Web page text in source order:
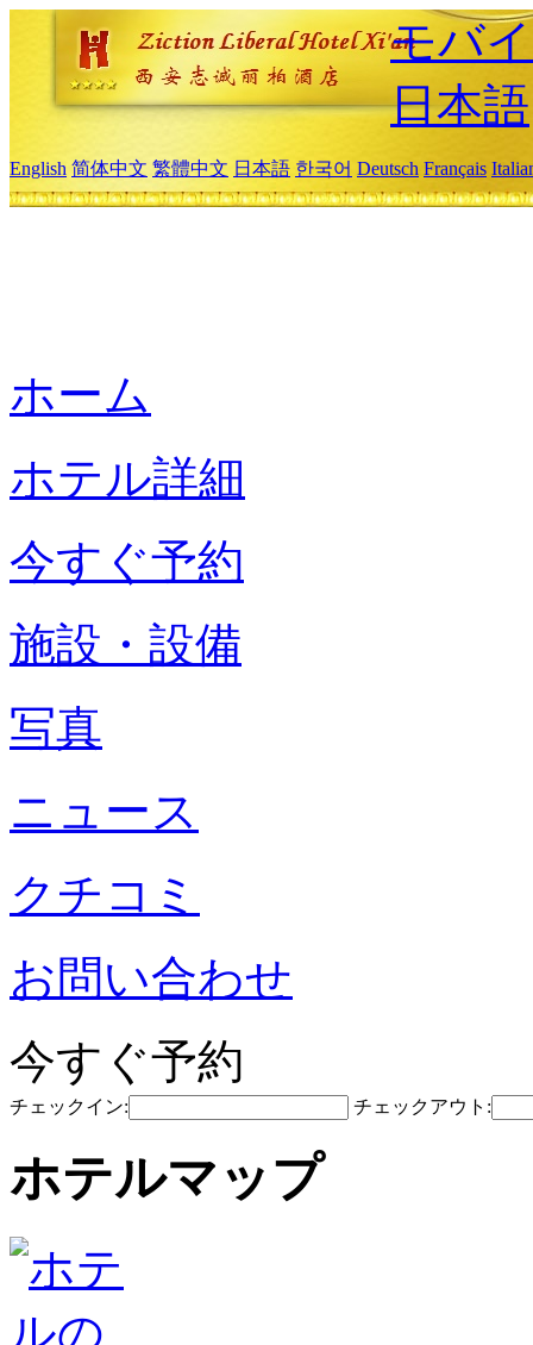
モバ
日本語
English 简体中文 繁體中文 日本語 한국어 Deutsch Français
ホーム
ホテル詳細
今すぐ予約
施設・設備
写真
ニュース
クチコミ
お問い合わせ
今すぐ予約
チェックイン: チェックアウト:
ホテルマップ